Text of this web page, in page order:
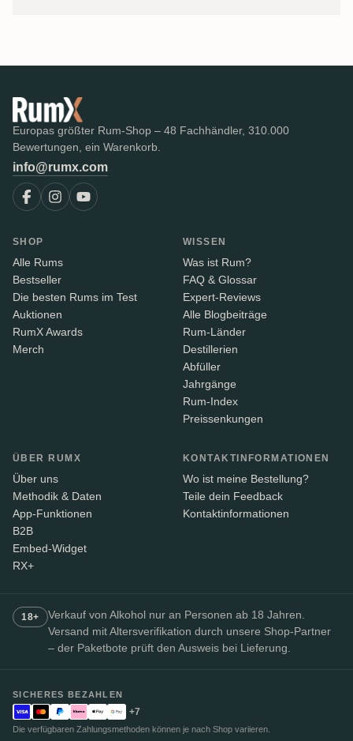
Europas größter Rum-Shop – 48 Fachhändler, 310.000
Bewertungen, ein Warenkorb.
info@rumx.com
SHOP
Alle Rums
Bestseller
Die besten Rums im Test
Auktionen
RumX Awards
Merch
WISSEN
Was ist Rum?
FAQ & Glossar
Expert-Reviews
Alle Blogbeiträge
Rum-Länder
Destillerien
Abfüller
Jahrgänge
Rum-Index
Preissenkungen
ÜBER RUMX
Über uns
Methodik & Daten
App-Funktionen
B2B
Embed-Widget
RX+
KONTAKTINFORMATIONEN
Wo ist meine Bestellung?
Teile dein Feedback
Kontaktinformationen
18+
Verkauf von Alkohol nur an Personen ab 18 Jahren.
Versand mit Altersverifikation durch unsere Shop-Partner
– der Paketbote prüft den Ausweis bei Lieferung.
SICHERES BEZAHLEN
+7
Die verfügbaren Zahlungsmethoden können je nach Shop variieren.